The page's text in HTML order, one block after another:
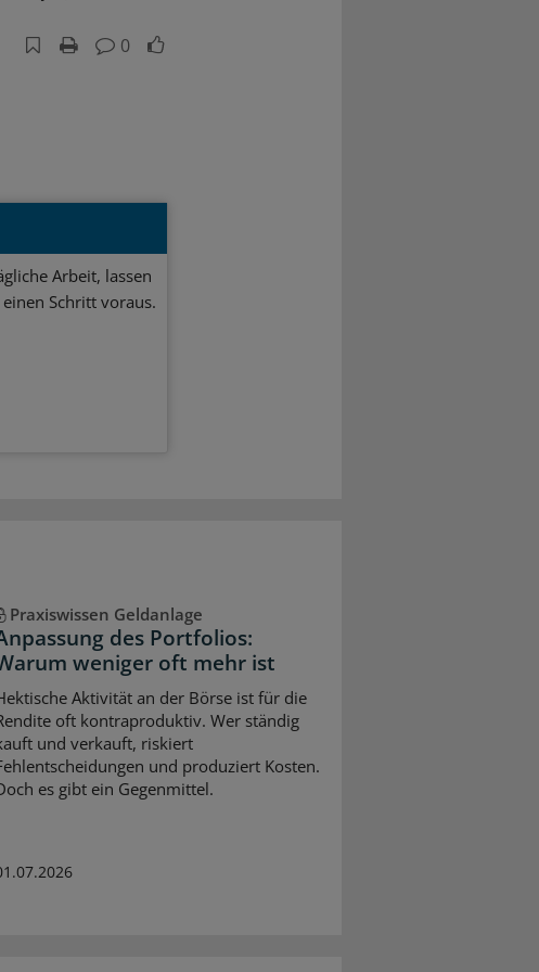
0
Arbeit, lassen
Schritt voraus.
Praxiswissen Geldanlage
des Portfolios:
weniger oft mehr ist
Aktivität an der Börse ist für die
oft kontraproduktiv. Wer ständig
und verkauft, riskiert
und produziert Kosten.
es gibt ein Gegenmittel.